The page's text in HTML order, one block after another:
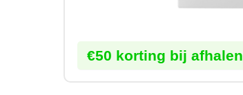
€50 korting bij afhalen